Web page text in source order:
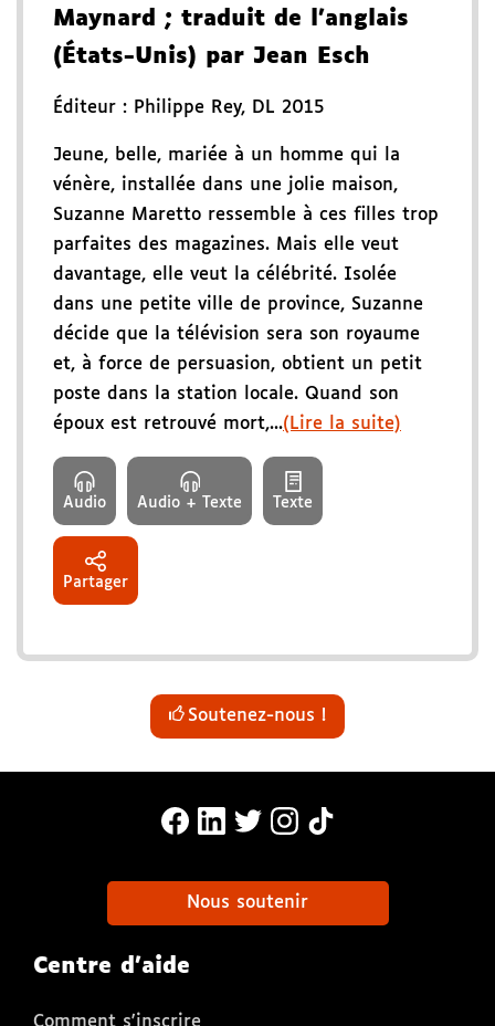
Maynard
; traduit de l'anglais
(États-Unis) par Jean Esch
Éditeur : Philippe Rey, DL 2015
Jeune, belle, mariée à un homme qui la
vénère, installée dans une jolie maison,
Suzanne Maretto ressemble à ces filles trop
parfaites des magazines. Mais elle veut
davantage, elle veut la célébrité. Isolée
dans une petite ville de province, Suzanne
décide que la télévision sera son royaume
et, à force de persuasion, obtient un petit
poste dans la station locale. Quand son
époux est retrouvé mort,...(Lire la suite)
Audio Audio + Texte Texte
Partager
Soutenez-nous !
MonaLira Sur Facebook (nouvelle
MonaLira Sur Linkedin
MonaLira Sur Twitter
MonaLira Sur
Nous soutenir
Centre d'aide